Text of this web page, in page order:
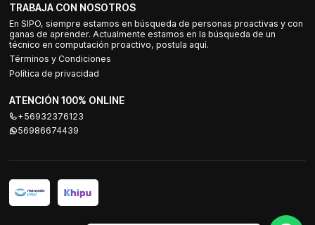
TRABAJA CON NOSOTROS
En SIPO, siempre estamos en búsqueda de personas proactivas y con
ganas de aprender. Actualmente estamos en la búsqueda de un
técnico en computación proactivo, postula aquí.
Términos y Condiciones
Política de privacidad
ATENCIÓN 100% ONLINE
+56932376123
56986674439